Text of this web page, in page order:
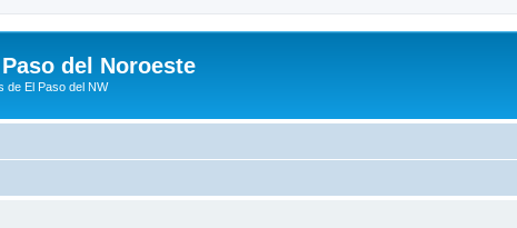
del Noroeste
de El Paso del NW